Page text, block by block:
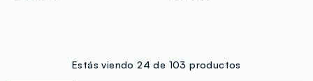
Estás viendo 24 de 103 productos